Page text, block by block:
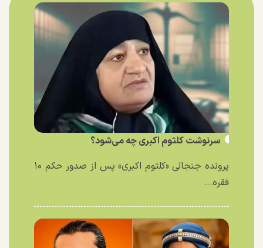
سرنوشت کلثوم اکبری چه می‌شود؟
پرونده جنجالی «کلثوم اکبری» پس از صدور حکم ۱۰
فقره...